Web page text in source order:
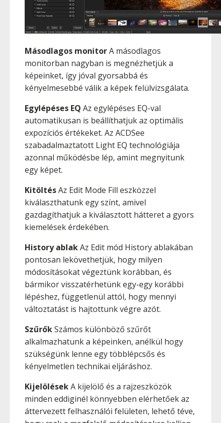
Másodlagos monitorA másodlagos
monitorban nagyban is megnézhetjük a
képeinket, így jóval gyorsabbá és
kényelmesebbé válik a képek felülvizsgálata.
Egylépéses EQ Az egylépéses EQ-val
automatikusan is beállíthatjuk az optimális
expozíciós értékeket. Az ACDSee
szabadalmaztatott Light EQ technológiája
azonnal működésbe lép, amint megnyitunk
egy képet.
KitöltésAz Edit Mode Fill eszközzel
kiválaszthatunk egy színt, amivel
gazdagíthatjuk a kiválasztott hátteret a gyors
kiemelések érdekében.
History ablakAz Edit mód History ablakában
pontosan lekövethetjük, hogy milyen
módosításokat végeztünk korábban, és
bármikor visszatérhetünk egy-egy korábbi
lépéshez, függetlenül attól, hogy mennyi
változtatást is hajtottunk végre azót.
SzűrőkSzámos különböző szűrőt
alkalmazhatunk a képeinken, anélkül hogy
szükségünk lenne egy többlépcsős és
kényelmetlen technikai eljáráshoz.
KijelölésekA kijelölő és a rajzeszközök
minden eddiginél könnyebben elérhetőek az
áttervezett felhasználói felületen, lehető téve,